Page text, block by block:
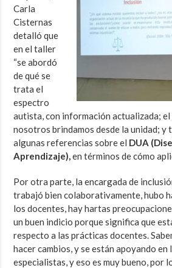
Carla
Cisternas
detalló que
en el taller
“se abordó
de qué se
trata el
espectro
autista, con información actualizada;
nosotros brindamos desde la unidad; y
algunas referencias sobre el DUA
Aprendizaje), en términos de cómo
Por otra parte, la encargada de
trabajó bien colaborativamente, hubo
los docentes, hay hartas
un buen indicio porque significa que
respecto a las prácticas docentes.
hacer cambios, y se están apoyando
especialistas, y eso es muy bueno, por